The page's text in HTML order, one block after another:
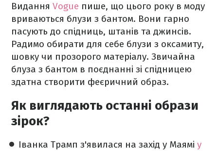
Видання Vogue пише, що цього року в моду
вриваються блузи з бантом. Вони гарно
пасують до спідниць, штанів та джинсів.
Радимо обирати для себе блузи з оксамиту,
шовку чи прозорого матеріалу. Звичайна
блуза з бантом в поєднанні зі спідницею
здатна створити феєричний образ.
Як виглядають останні образи
зірок?
Іванка Трамп з'явилася на захід у Маямі у